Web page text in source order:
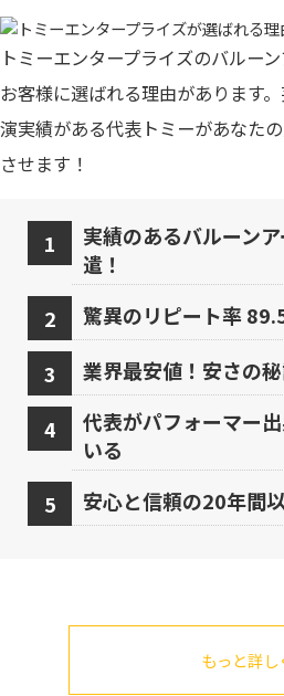
トミーエンタープライズのバルー
お客様に選ばれる理由があります
演実績がある代表トミーがあなた
させます！
実績のあるバルーン
遣！
驚異のリピート率
業界最安値！安さの
代表がパフォーマー
いる
安心と信頼の20年間
もっと詳し